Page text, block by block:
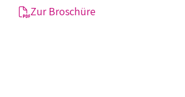
Zur Broschüre